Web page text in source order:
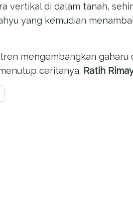
vertikal di dalam tanah,
yang kemudian
mengembangkan
ceritanya. Ratih